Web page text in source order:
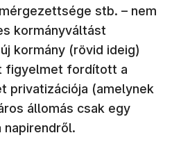
stb. – nem
kormányváltást
kormány (rövid ideig)
figyelmet fordított a
privatizációja (amelynek
állomás csak egy